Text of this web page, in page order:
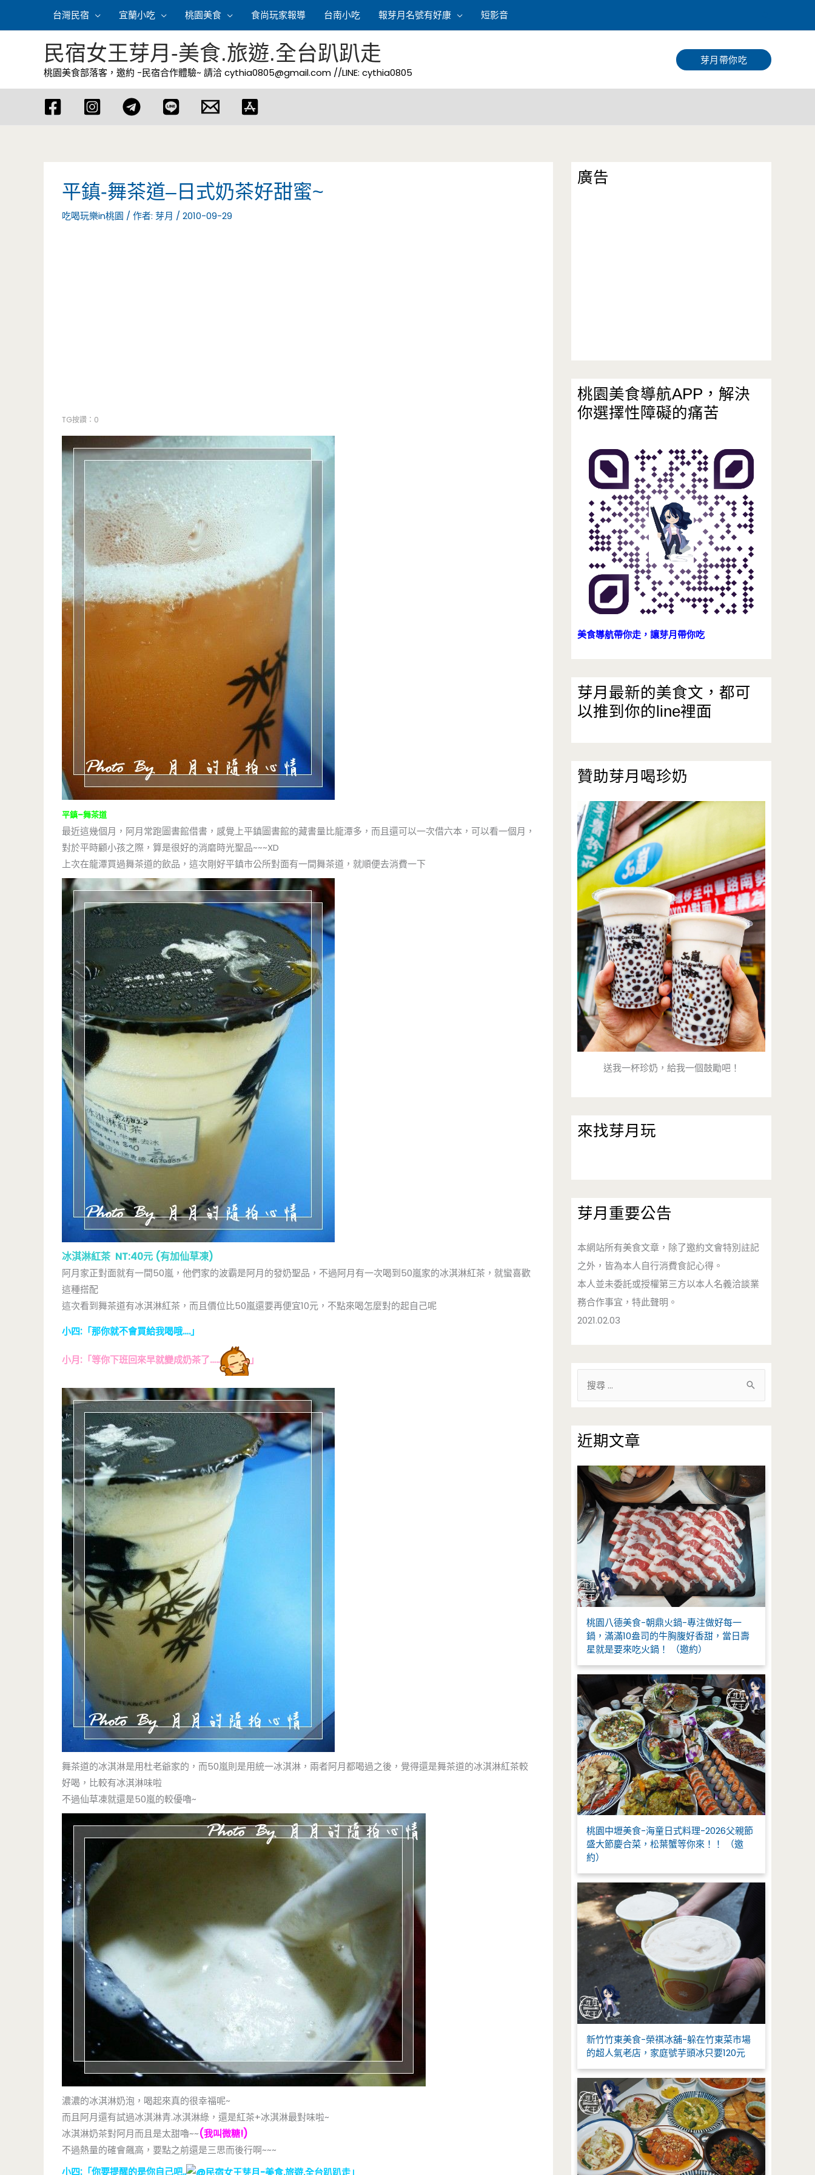
容
台灣民宿 宜蘭小吃 桃園美食 食尚玩家報導 台南小吃 報芽月名號有好康 短影音
尋
民宿女王芽月-美食.旅遊.全台趴趴走
桃園美食部落客，邀約 -民宿合作體驗~ 請洽cythia0805@gmail.com //LINE: cythia0805
芽月帶你吃
平鎮-舞茶道–日式奶茶好甜蜜~
吃喝玩樂in桃園 / 作者: 芽月 / 2010-09-29
TG按讚：0
平鎮–舞茶道
最近這幾個月，阿月常跑圖書館借書，感覺上平鎮圖書館的藏書量比龍潭多，而且還可以一次借六本，可以看一個月，
對於平時顧小孩之際，算是很好的消磨時光聖品~~~XD
上次在龍潭買過舞茶道的飲品，這次剛好平鎮市公所對面有一間舞茶道，就順便去消費一下
冰淇淋紅茶 NT:40元 (有加仙草凍)
阿月家正對面就有一間50嵐，他們家的波霸是阿月的發奶聖品，不過阿月有一次喝到50嵐家的冰淇淋紅茶，就蠻喜歡
這種搭配
這次看到舞茶道有冰淇淋紅茶，而且價位比50嵐還要再便宜10元，不點來喝怎麼對的起自己呢
小四:「那你就不會買給我喝哦….」
小月:「等你下班回來早就變成奶茶了….. 」
舞茶道的冰淇淋是用杜老爺家的，而50嵐則是用統一冰淇淋，兩者阿月都喝過之後，覺得還是舞茶道的冰淇淋紅茶較
好喝，比較有冰淇淋味啦
不過仙草凍就還是50嵐的較優嚕~
濃濃的冰淇淋奶泡，喝起來真的很幸福呢~
而且阿月還有試過冰淇淋青.冰淇淋綠，還是紅茶+冰淇淋最對味啦~
冰淇淋奶茶對阿月而且是太甜嚕~~(我叫微糖!)
不過熱量的確會飆高，要點之前還是三思而後行啊~~~
小四:「你要提醒的是你自己吧..
」
廣告
桃園美食導航APP，解決
你選擇性障礙的痛苦
美食導航帶你走，讓芽月帶你吃
芽月最新的美食文，都可
以推到你的line裡面
贊助芽月喝珍奶
送我一杯珍奶，給我一個鼓勵吧！
來找芽月玩
芽月重要公告
本網站所有美食文章，除了邀約文會特別註記
之外，皆為本人自行消費食記心得。
本人並未委託或授權第三方以本人名義洽談業
務合作事宜，特此聲明。
2021.02.03
鍵
字
:
近期文章
桃園八德美食-朝鼎火鍋-專注做好每一
鍋，滿滿10盎司的牛胸腹好香甜，當日壽
星就是要來吃火鍋！ （邀約）
桃園中壢美食-海童日式料理-2026父親節
盛大節慶合菜，松葉蟹等你來！！ （邀
約）
新竹竹東美食-榮祺冰舖-躲在竹東菜市場
的超人氣老店，家庭號芋頭冰只要120元